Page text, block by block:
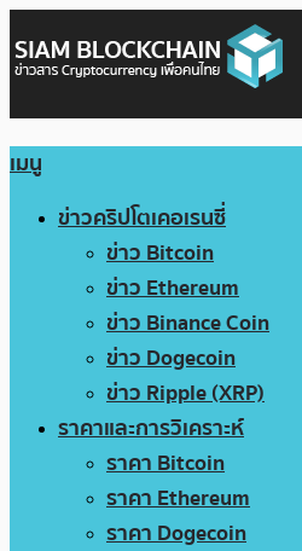
เมนู
ข่าวคริปโตเคอเรนซี่
ข่าว Bitcoin
ข่าว Ethereum
ข่าว Binance Coin
ข่าว Dogecoin
ข่าว Ripple (XRP)
ราคาและการวิเคราะห์
ราคา Bitcoin
ราคา Ethereum
ราคา Dogecoin